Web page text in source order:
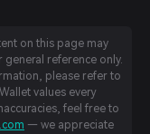
on this page may
general reference only.
please refer to
values every
feel free to
— we appreciate